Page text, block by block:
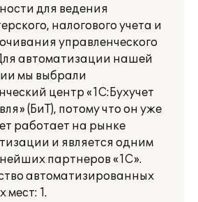
для ведения
налогового учета и
управленческого
автоматизации нашей
мы выбрали
центр «1С:Бухучет
(БиТ), потому что он уже
работает на рынке
и является одним
партнеров «1С».
автоматизированных
мест: 1.